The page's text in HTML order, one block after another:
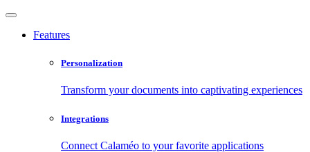
Features
Personalization
Transform your documents into captivating experiences
Integrations
Connect Calaméo to your favorite applications